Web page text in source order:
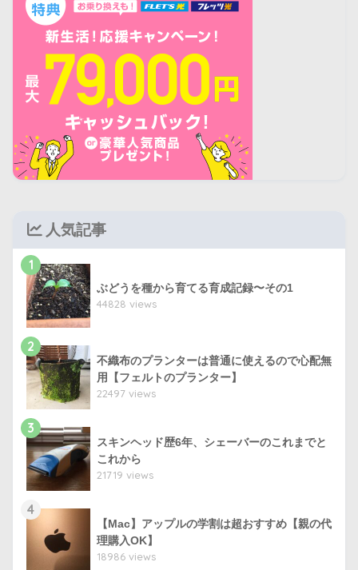
人気記事
1
ぶどうを種から育てる育成記録〜その1
44828 views
2
不織布のプランターは普通に使えるので心配無
用【フェルトのプランター】
22497 views
3
スキンヘッド歴6年、シェーバーのこれまでと
これから
21719 views
4
【Mac】アップルの学割は超おすすめ【親の代
理購入OK】
18986 views